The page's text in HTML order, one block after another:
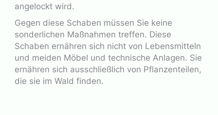
angelockt wird.
Gegen diese Schaben müssen Sie keine
sonderlichen Maßnahmen treffen. Diese
Schaben ernähren sich nicht von Lebensmitteln
und meiden Möbel und technische Anlagen. Sie
ernähren sich ausschließlich von Pflanzenteilen,
die sie im Wald finden.